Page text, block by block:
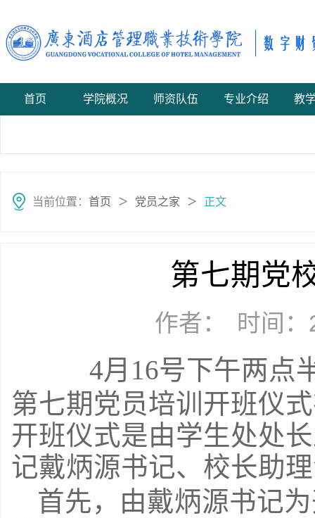
首页 学院概况 师资队伍 专业介绍 教
当前位置： 首页 ＞ 党员之家 ＞ 正文
第七期党
作者： 时间
4月 16号下午两点
第七期党员培训开班仪
开班仪式是由学生处处
记戴炳源书记、校长助
首先，由戴炳源书记